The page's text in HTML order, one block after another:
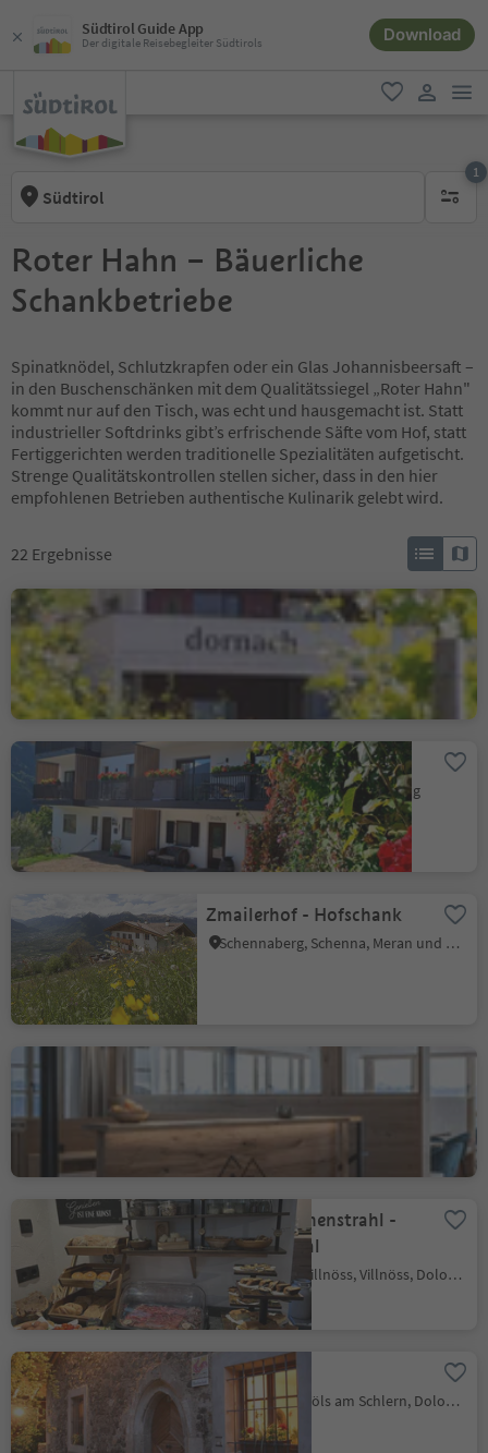
Südtirol Guide App
Der digitale Reisebegleiter Südtirols Download
favorit
Südtirol
1
1
Roter Hahn – Bäuerliche
Schankbetriebe
Spinatknödel, Schlutzkrapfen oder ein Glas Johannisbeersaft –
in den Buschenschänken mit dem Qualitätssiegel „Roter Hahn"
kommt nur auf den Tisch, was echt und hausgemacht ist. Statt
industrieller Softdrinks gibt’s erfrischende Säfte vom Hof, statt
Fertiggerichten werden traditionelle Spezialitäten aufgetischt.
Strenge Qualitätskontrollen stellen sicher, dass in den hier
empfohlenen Betrieben authentische Kulinarik gelebt wird.
22 Ergebnisse
Bio Buschenschank
Dornach
Salurn, Südtiroler Weinstraße
Gostnerhof
Barbian, Brixen und Umgebung
Zmailerhof - Hofschank
Schennaberg, Schenna, Meran und Umgebung
Aldein
Hofcafé Sonnenstrahl -
Genuss im Tal
St. Valentin - Villnöss, Villnöss, Dolomitenregion Lüsen Villnöss
Fronthof
Völser Aicha, Völs am Schlern, Dolomitenregion Seiser Alm